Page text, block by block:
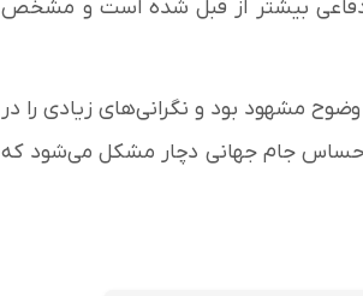
دفاعی بیشتر از قبل شده است و مشخص
مشهود بود و نگرانی‌های زیادی را در
حساس جام جهانی دچار مشکل می‌شود که